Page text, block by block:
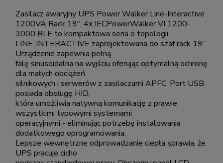
Zasilacz awaryjny UPS Power Walker Line-Interactive
1200VA Rack 19", 4x IECPowerWalker VI 1200-
3000 RLE to kompaktowa seria o topologii
LINE-INTERACTIVE zaprojektowana do szaf rack 19”.
Urządzenie zapewnia pełną
falę sinusoidalna na wyjściu oferując optymalną ochronę
dla małych obciążeń
silnikowych i serwerów z zasilaczami APFC. Port USB
posiada obsługę HID,
która umożliwia natywną komunikację z prawie
wszystkimi typowymi systemami
operacyjnymi - eliminując potrzebę instalowania
dodatkowego oprogramowania.
Lepsze wewnętrzne odprowadzanie ciepła sprawia, że
UPS pracuje cicho